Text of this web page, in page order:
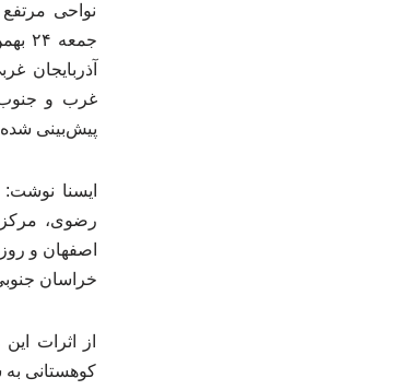
نواحی
آذربایجان
غرب و جنوب
پیش‌بینی
رضوی،
خراسان
از اثرات
کوهستانی